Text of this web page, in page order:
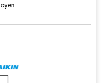
nécessite une attribution sous CC